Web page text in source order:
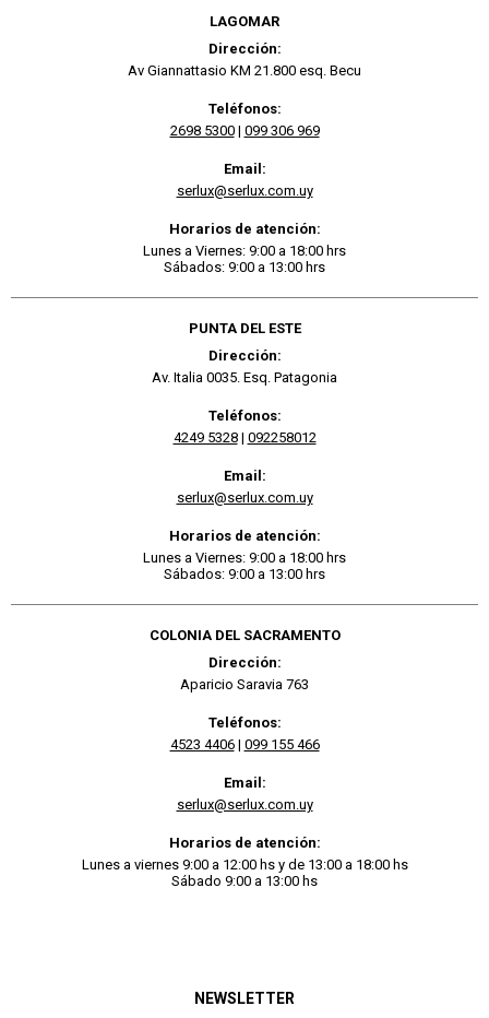
NEWSLETTER
LAGOMAR
Dirección:
Av Giannattasio KM 21.800 esq. Becu
Teléfonos:
2698 5300| 099 306 969
Email:
serlux@serlux.com.uy
Horarios de atención:
Lunes a Viernes: 9:00 a 18:00 hrs
Sábados: 9:00 a 13:00 hrs
PUNTA DEL ESTE
Dirección:
Av. Italia 0035. Esq. Patagonia
Teléfonos:
4249 5328| 092258012
Email:
serlux@serlux.com.uy
Horarios de atención:
Lunes a Viernes: 9:00 a 18:00 hrs
Sábados: 9:00 a 13:00 hrs
COLONIA DEL SACRAMENTO
Dirección:
Aparicio Saravia 763
Teléfonos:
4523 4406| 099 155 466
Email:
serlux@serlux.com.uy
Horarios de atención:
Lunes a viernes 9:00 a 12:00 hs y de 13:00 a 18:00 hs
Sábado 9:00 a 13:00 hs